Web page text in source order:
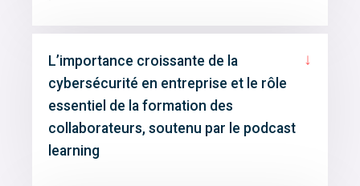
L’importance croissante de la
cybersécurité en entreprise et le rôle
essentiel de la formation des
collaborateurs, soutenu par le podcast
learning
↓